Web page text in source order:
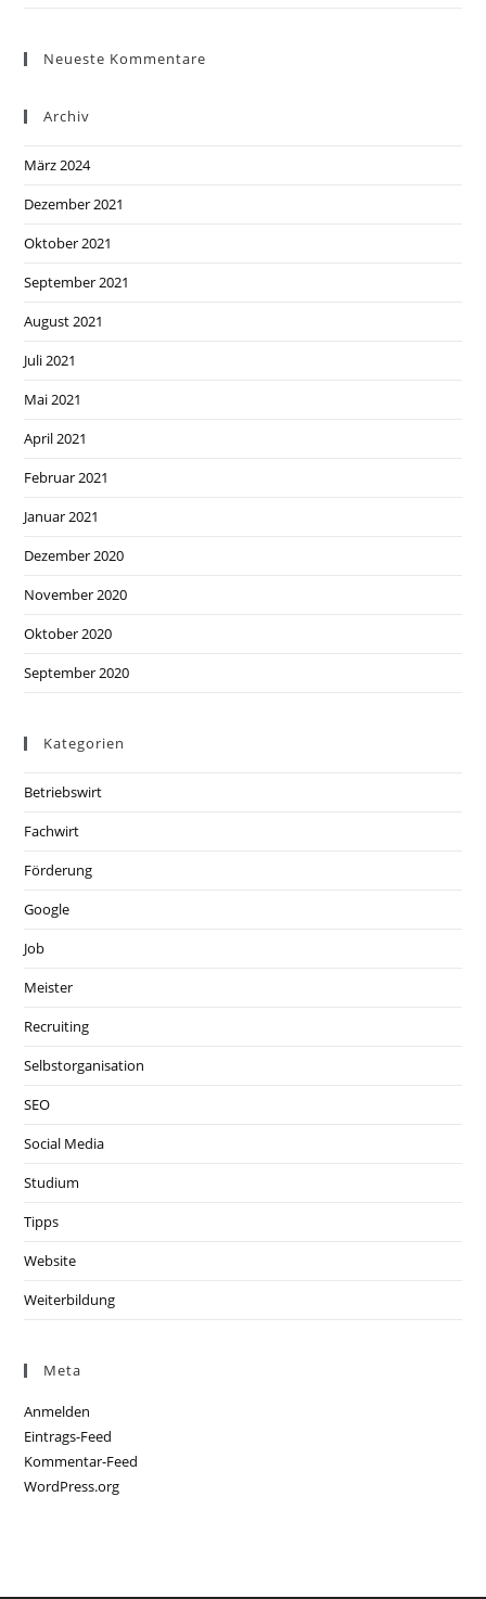
Neueste Kommentare
Archiv
März 2024
Dezember 2021
Oktober 2021
September 2021
August 2021
Juli 2021
Mai 2021
April 2021
Februar 2021
Januar 2021
Dezember 2020
November 2020
Oktober 2020
September 2020
Kategorien
Betriebswirt
Fachwirt
Förderung
Google
Job
Meister
Recruiting
Selbstorganisation
SEO
Social Media
Studium
Tipps
Website
Weiterbildung
Meta
Anmelden
Eintrags-Feed
Kommentar-Feed
WordPress.org